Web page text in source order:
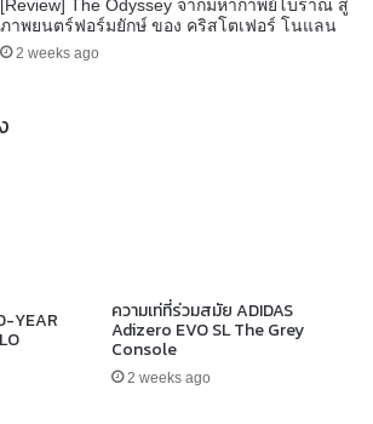
[Review] The Odyssey จากมหากาพย์โบราณ สู่
ภาพยนตร์ฟอร์มยักษ์ ของ คริสโตเฟอร์ โนแลน
2 weeks ago
YEAR ความเท่ที่ร่วมสมัย ADIDAS
Adizero EVO SL The Grey
Console
2 weeks ago